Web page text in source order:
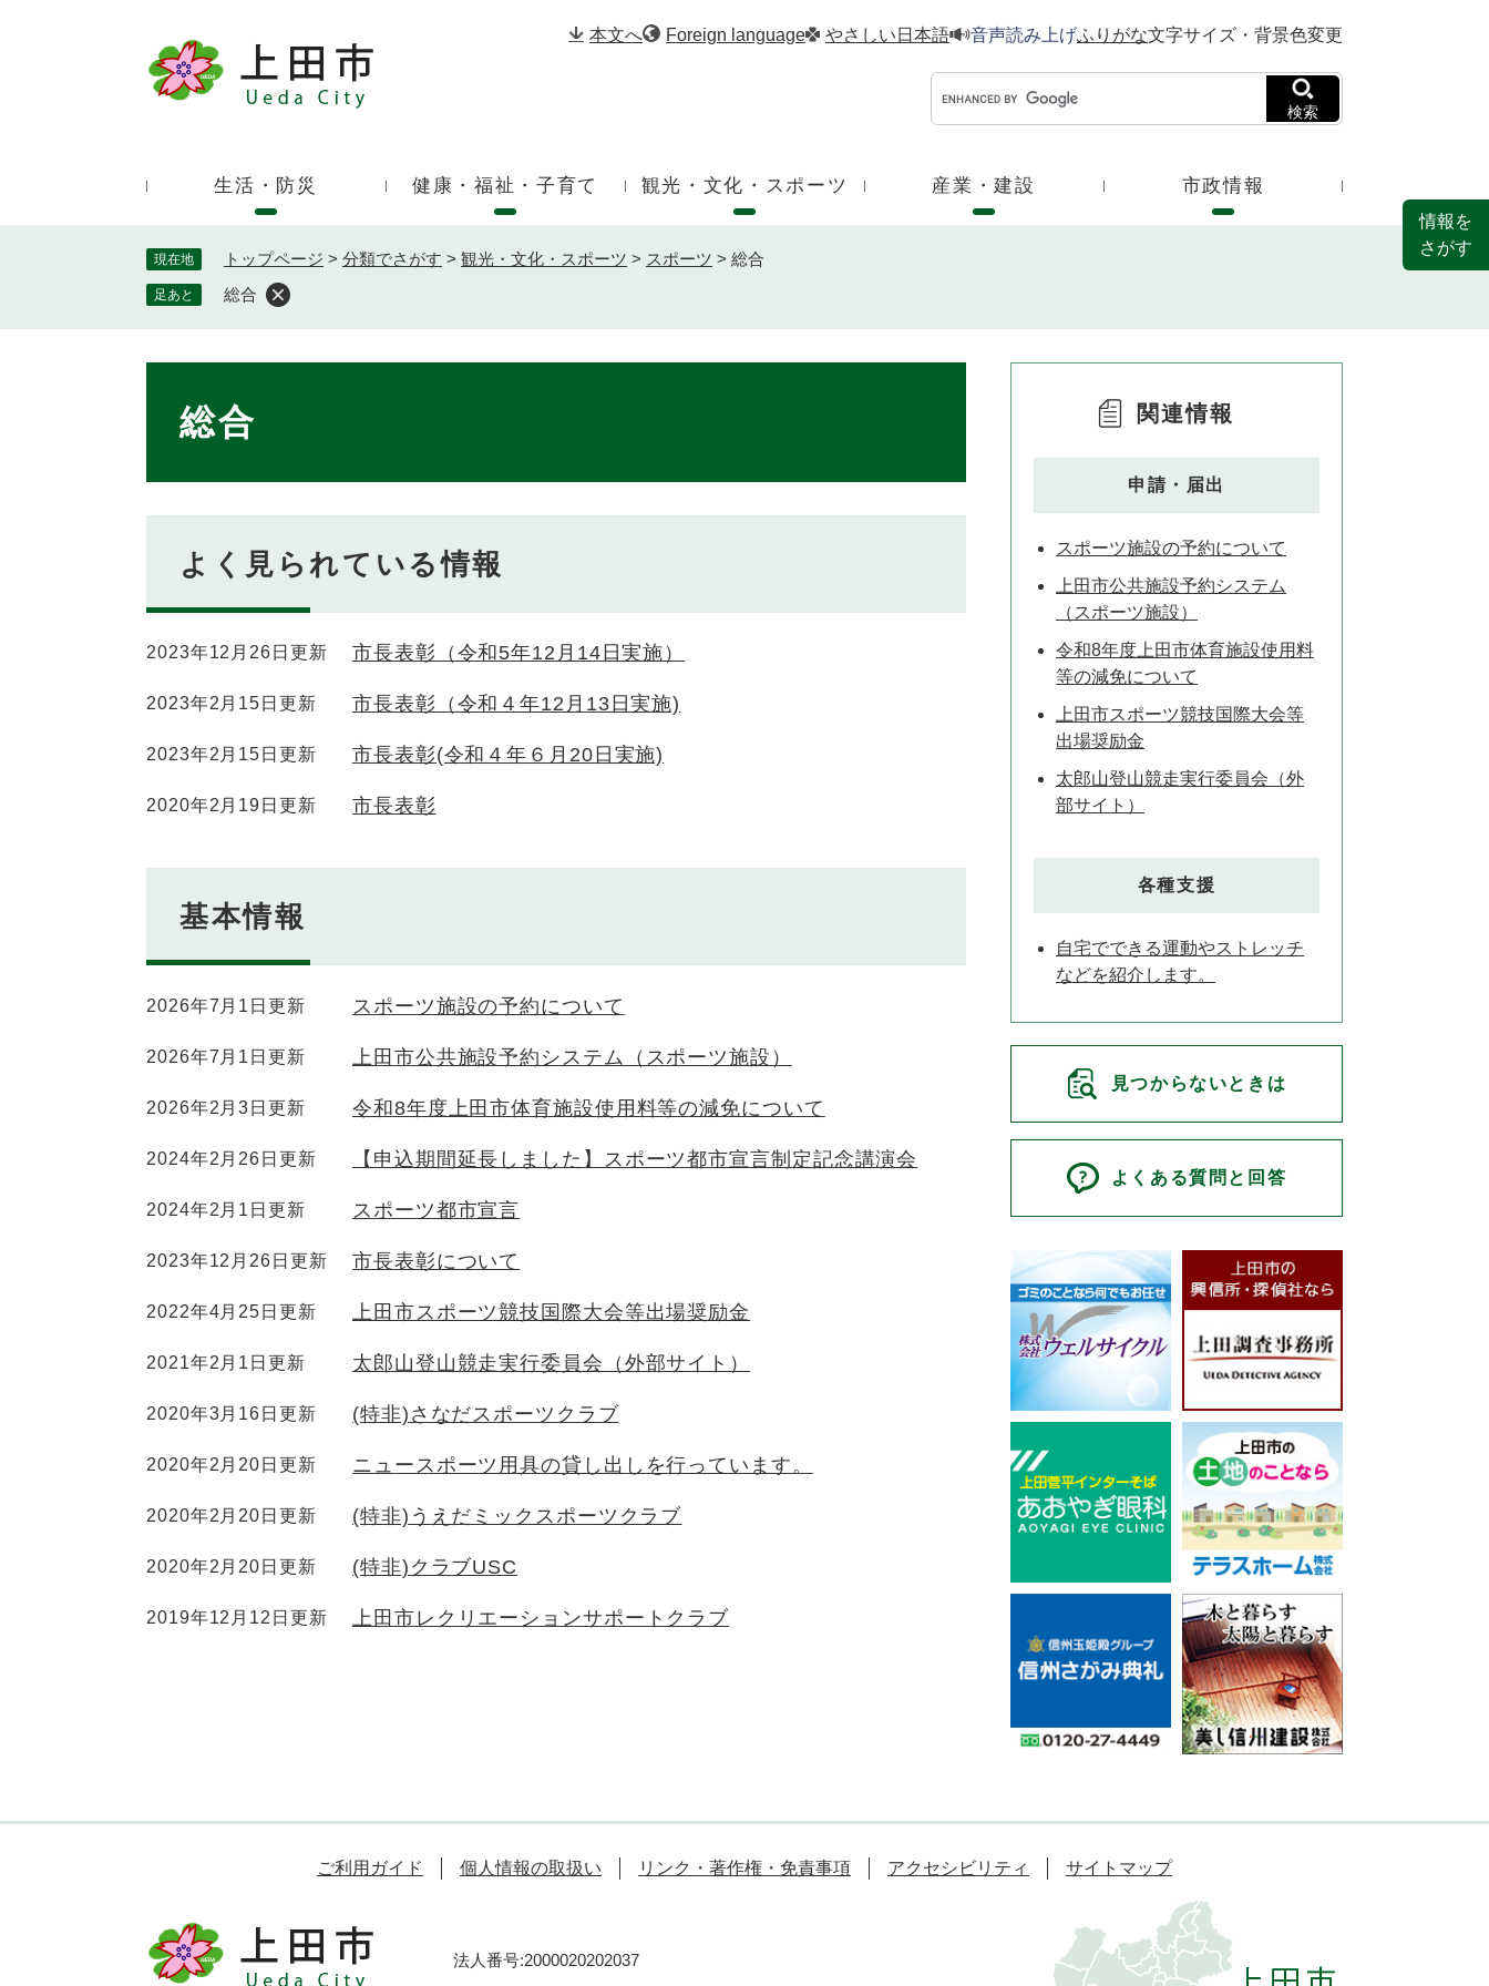
。
本文へ Foreign language やさしい日本語 音声読み上げふりがな文字サイズ・背景色変更
ド
検索
生活・防災 健康・福祉・子育て 観光・文化・スポーツ 産業・建設 市政情報
現在地 トップページ > 分類でさがす > 観光・文化・スポーツ > スポーツ > 総合
足あと 総合
総合
よく見られている情報
2023年12月26日更新 市長表彰（令和5年12月14日実施）
2023年2月15日更新 市長表彰（令和４年12月13日実施)
2023年2月15日更新 市長表彰(令和４年６月20日実施)
2020年2月19日更新 市長表彰
基本情報
2026年7月1日更新 スポーツ施設の予約について
2026年7月1日更新 上田市公共施設予約システム（スポーツ施設）
2026年2月3日更新 令和8年度上田市体育施設使用料等の減免について
2024年2月26日更新 【申込期間延長しました】スポーツ都市宣言制定記念講演会
2024年2月1日更新 スポーツ都市宣言
2023年12月26日更新 市長表彰について
2022年4月25日更新 上田市スポーツ競技国際大会等出場奨励金
2021年2月1日更新 太郎山登山競走実行委員会（外部サイト）
2020年3月16日更新 (特非)さなだスポーツクラブ
2020年2月20日更新 ニュースポーツ用具の貸し出しを行っています。
2020年2月20日更新 (特非)うえだミックスポーツクラブ
2020年2月20日更新 (特非)クラブUSC
2019年12月12日更新 上田市レクリエーションサポートクラブ
関連情報
申請・届出
スポーツ施設の予約について
上田市公共施設予約システム
（スポーツ施設）
令和8年度上田市体育施設使用料
等の減免について
上田市スポーツ競技国際大会等
出場奨励金
太郎山登山競走実行委員会（外
部サイト）
各種支援
自宅でできる運動やストレッチ
などを紹介します。
見つからないときは
よくある質問と回答
情報を
さがす
ご利用ガイド 個人情報の取扱い リンク・著作権・免責事項 アクセシビリティ サイトマップ
法人番号:2000020202037